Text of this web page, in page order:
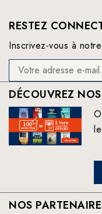
RESTEZ
Inscrivez-vous à
DÉCOUVREZ
NOS